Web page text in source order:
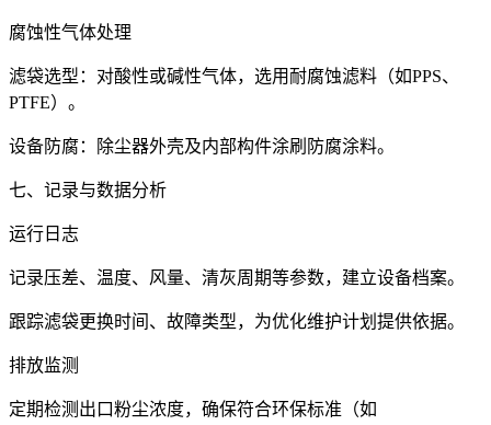
腐蚀性气体处理
滤袋选型：对酸性或碱性气体，选用耐腐蚀滤料（如PPS、
PTFE）。
设备防腐：除尘器外壳及内部构件涂刷防腐涂料。
七、记录与数据分析
运行日志
记录压差、温度、风量、清灰周期等参数，建立设备档案。
跟踪滤袋更换时间、故障类型，为优化维护计划提供依据。
排放监测
定期检测出口粉尘浓度，确保符合环保标准（如